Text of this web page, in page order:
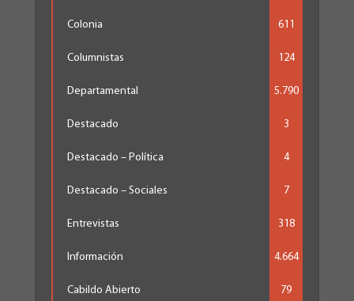
Colonia 611
Columnistas 124
Departamental 5.790
Destacado 3
Destacado – Política 4
Destacado – Sociales 7
Entrevistas 318
Información 4.664
Cabildo Abierto 79